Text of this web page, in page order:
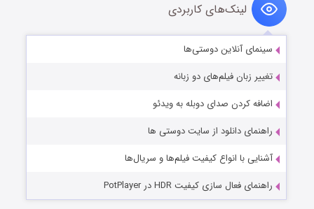
لینک‌های کاربردی
سینمای آنلاین دوستی‌ها
تغییر زبان فیلم‌های دو زبانه
اضافه کردن صدای دوبله به ویدئو
راهنمای دانلود از سایت دوستی ها
آشنایی با انواع کیفیت فیلم‌ها و سریال‌ها
راهنمای فعال سازی کیفیت HDR در PotPlayer